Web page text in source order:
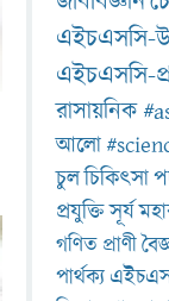
এইচএসসি-
এইচএসসি-
রাসায়নিক
আলো
চুলচিকিৎসা
প্রযুক্তিসূর্য
গণিত প্রাণী
পার্থক্য